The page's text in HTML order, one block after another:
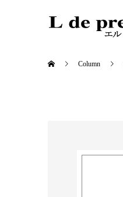
Column